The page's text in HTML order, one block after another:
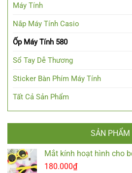
Máy Tính
Nắp Máy Tính Casio
Ốp Máy Tính 580
Sổ Tay Dễ Thương
Sticker Bàn Phím Máy Tính
Tất Cả Sản Phẩm
SẢN PHẨM
Mắt kính hoạt hình cho
180.000₫